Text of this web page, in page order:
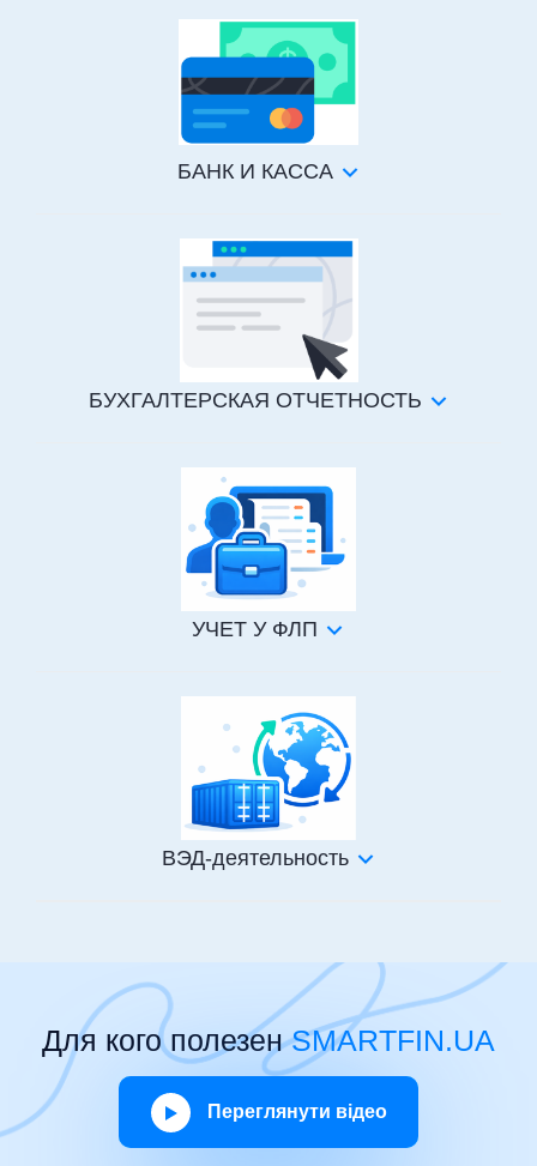
БАНК И КАССА
БУХГАЛТЕРСКАЯ ОТЧЕТНОСТЬ
УЧЕТ У ФЛП
ВЭД-деятельность
Для кого полезенSMARTFIN.UA
Переглянути відео